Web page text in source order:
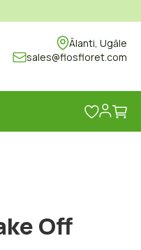
Ālanti, Ugāle
sales@flosfloret.com
Off